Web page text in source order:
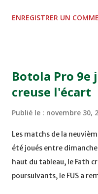
TERRAIN EL ABDI - EL
Mardi 06/12/2011 15H00
DE FES - FES WAC -
ENREGISTRER UN
Botola Pro 9e
creuse l'écart
Publié le : novembre 30,
Les matchs de la
été joués entre
haut du tableau, le Fath
poursuivants, le FUS a